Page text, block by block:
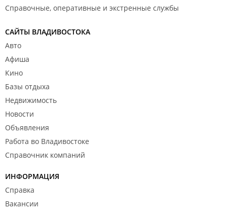
Справочные, оперативные и экстренные службы
САЙТЫ ВЛАДИВОСТОКА
Авто
Афиша
Кино
Базы отдыха
Недвижимость
Новости
Объявления
Работа во Владивостоке
Справочник компаний
ИНФОРМАЦИЯ
Справка
Вакансии